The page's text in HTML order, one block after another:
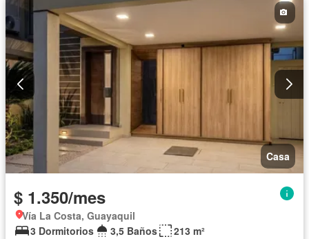
Casa
$ 1.350/mes
Vía La Costa, Guayaquil
3 Dormitorios
3,5 Baños 213 m²